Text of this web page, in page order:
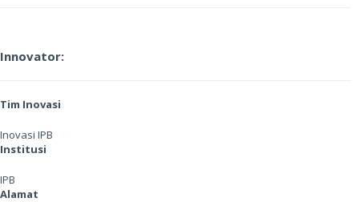
Innovator:
Tim Inovasi
Inovasi IPB
Institusi
IPB
Alamat